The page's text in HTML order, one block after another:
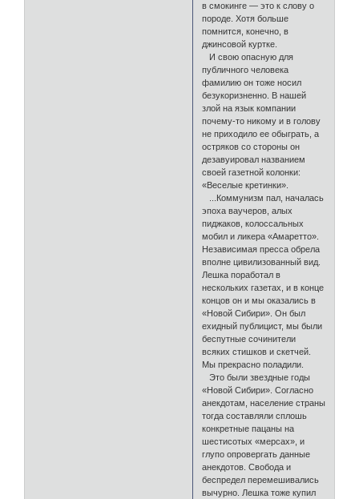
в смокинге — это к слову о
породе. Хотя больше
помнится, конечно, в
джинсовой куртке.
И свою опасную для
публичного человека
фамилию он тоже носил
безукоризненно. В нашей
злой на язык компании
почему-то никому и в голову
не приходило ее обыграть, а
остряков со стороны он
дезавуировал названием
своей газетной колонки:
«Веселые кретинки».
...Коммунизм пал, началась
эпоха ваучеров, алых
пиджаков, колоссальных
мобил и ликера «Амаретто».
Независимая пресса обрела
вполне цивилизованный вид.
Лешка поработал в
нескольких газетах, и в конце
концов он и мы оказались в
«Новой Сибири». Он был
ехидный публицист, мы были
беспутные сочинители
всяких стишков и скетчей.
Мы прекрасно поладили.
Это были звездные годы
«Новой Сибири». Согласно
анекдотам, население страны
тогда составляли сплошь
конкретные пацаны на
шестисотых «мерсах», и
глупо опровергать данные
анекдотов. Свобода и
беспредел перемешивались
вычурно. Лешка тоже купил